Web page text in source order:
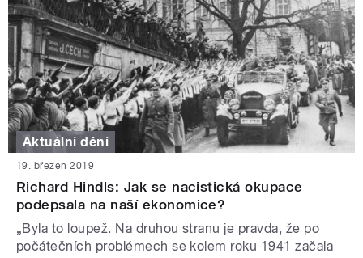
Aktuální dění
19. březen 2019
Richard Hindls: Jak se nacistická okupace
podepsala na naší ekonomice?
„Byla to loupež. Na druhou stranu je pravda, že po
počátečních problémech se kolem roku 1941 začala